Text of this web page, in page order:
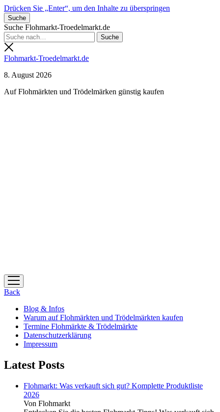
Drücken Sie „Enter“, um den Inhalte zu überspringen
Suche
Suche Flohmarkt-Troedelmarkt.de
Flohmarkt-Troedelmarkt.de
8. August 2026
Auf Flohmärkten und Trödelmärken günstig kaufen
Menü
öffnen
Back
Blog & Infos
Warum auf Flohmärkten und Trödelmärkten kaufen
Termine Flohmärkte & Trödelmärkte
Datenschutzerklärung
Impressum
Latest Posts
Flohmarkt: Was verkauft sich gut? Komplette Produktliste
2026
Von Flohmarkt